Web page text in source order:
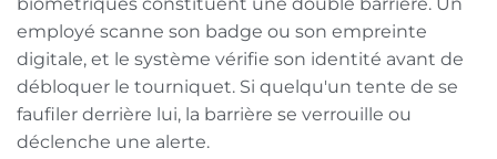
biométriques constituent une double barrière. Un
employé scanne son badge ou son empreinte
digitale, et le système vérifie son identité avant de
débloquer le tourniquet. Si quelqu'un tente de se
faufiler derrière lui, la barrière se verrouille ou
déclenche une alerte.